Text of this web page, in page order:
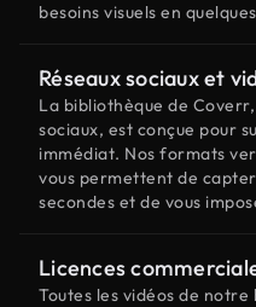
besoins visuels en
Réseaux sociaux et
La bibliothèque de
sociaux, est conçue pour
immédiat. Nos formats
vous permettent de
secondes et de vous
Licences
Toutes les vidéos de